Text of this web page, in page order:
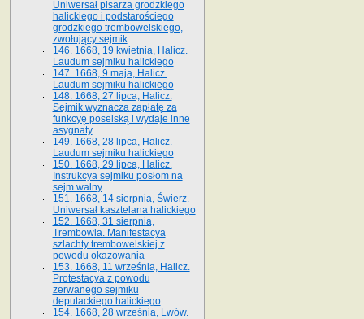
Uniwersał pisarza grodzkiego
halickiego i podstarościego
grodzkiego trembowelskiego,
zwołujący sejmik
146. 1668, 19 kwietnia, Halicz.
Laudum sejmiku halickiego
147. 1668, 9 maja, Halicz.
Laudum sejmiku halickiego
148. 1668, 27 lipca, Halicz.
Sejmik wyznacza zapłatę za
funkcyę poselską i wydaje inne
asygnaty
149. 1668, 28 lipca, Halicz.
Laudum sejmiku halickiego
150. 1668, 29 lipca, Halicz.
Instrukcya sejmiku posłom na
sejm walny
151. 1668, 14 sierpnia, Świerz.
Uniwersał kasztelana halickiego
152. 1668, 31 sierpnia,
Trembowla. Manifestacya
szlachty trembowelskiej z
powodu okazowania
153. 1668, 11 września, Halicz.
Protestacya z powodu
zerwanego sejmiku
deputackiego halickiego
154. 1668, 28 września, Lwów.